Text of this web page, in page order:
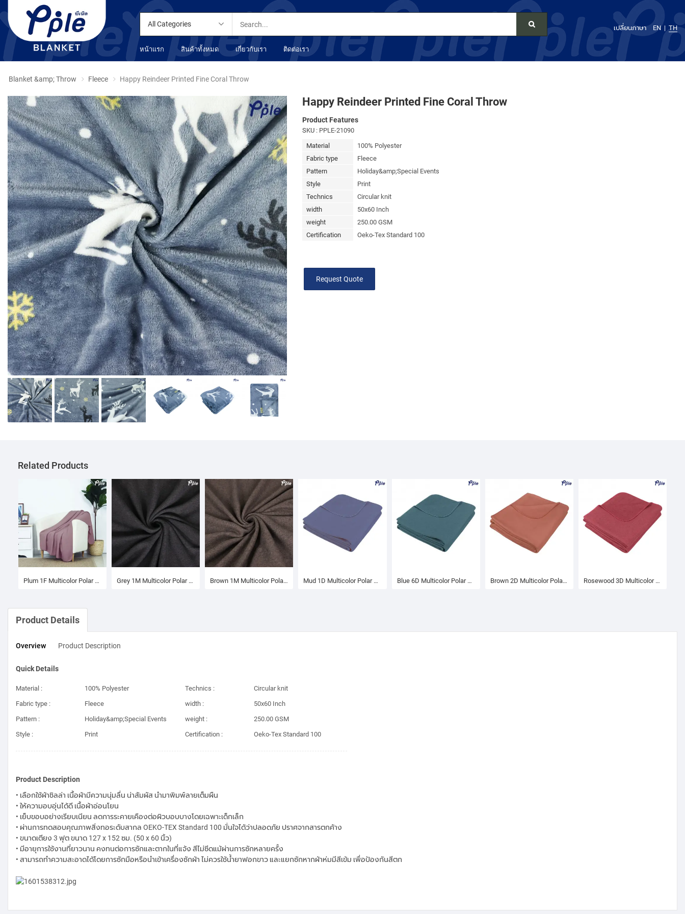
All Categories
หน้าแรก สินค้าทั้งหมด เกี่ยวกับเรา ติดต่อเรา
เปลี่ยนภาษา EN TH
Blanket &amp; Throw Fleece Happy Reindeer Printed Fine Coral Throw
Happy Reindeer Printed Fine Coral Throw
Product Features
SKU: PPLE-21090
Material
100% Polyester
Fabric type
Fleece
Pattern
Holiday&amp;Special Events
Style
Print
Technics
Circular knit
width
50x60 Inch
weight
250.00 GSM
Certification
Oeko-Tex Standard 100
Request Quote
Related Products
Plum 1F Multicolor Polar Fleece Throw Grey 1M Multicolor Polar Fleece Blanket Brown 1M Multicolor Polar Fleece Blanket Mud 1D Multicolor Polar Fleece Blanket Blue 6D Multicolor Polar Fleece Blanket Brown 2D Multicolor Polar Fleece Blanket Rosewood 3D Multicolor Polar Fleece Blanket
Product Details
Overview Product Description
Quick Details
Material :
100% Polyester
Fabric type :
Fleece
Pattern :
Holiday&amp;Special Events
Style :
Print
Technics :
Circular knit
width :
50x60 Inch
weight :
250.00 GSM
Certification :
Oeko-Tex Standard 100
Product Description
• เลือกใช้ผ้าชิลล่า เนื้อผ้ามีความนุ่มลื่น น่าสัมผัส นำมาพิมพ์ลายเต็มผืน
• ให้ความอบอุ่นได้ดี เนื้อผ้าอ่อนโยน
• เย็บขอบอย่างเรียบเนียน ลดการระคายเคืองต่อผิวบอบบางโดยเฉพาะเด็กเล็ก
• ผ่านการทดสอบคุณภาพสิ่งทอระดับสากล OEKO-TEX Standard 100 มั่นใจได้ว่าปลอดภัย ปราศจากสารตกค้าง
• ขนาดเตียง 3 ฟุต ขนาด 127 x 152 ซม. (50 x 60 นิ้ว)
• มีอายุการใช้งานที่ยาวนาน คงทนต่อการซักและตากในที่แจ้ง สีไม่ซีดแม้ผ่านการซักหลายครั้ง
• สามารถทำความสะอาดได้โดยการซักมือหรือนำเข้าเครื่องซักผ้า ไม่ควรใช้น้ำยาฟอกขาว และแยกซักหากผ้าห่มมีสีเข้ม เพื่อป้องกันสีตก